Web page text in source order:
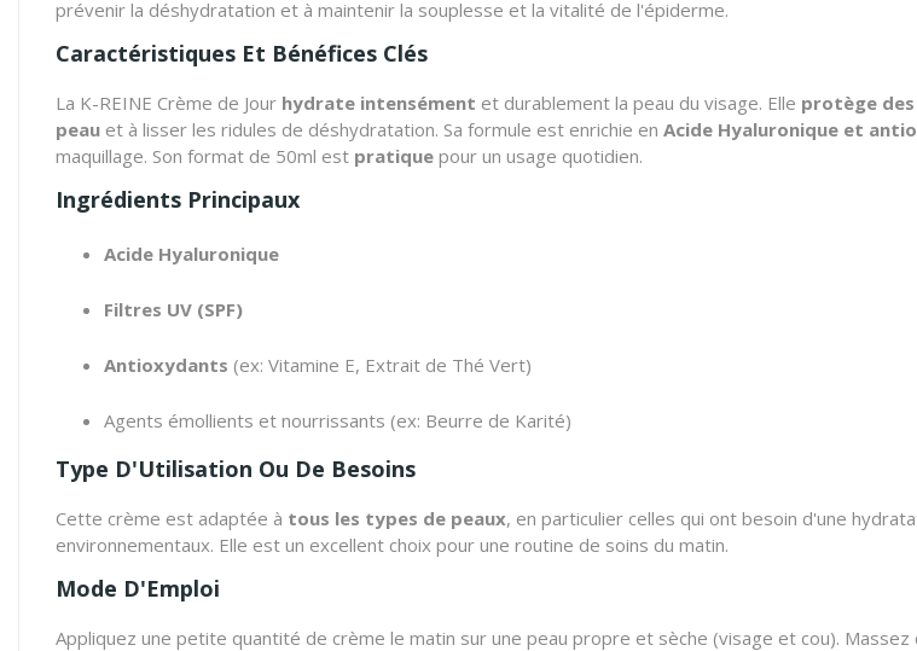
prévenir la déshydratation et à maintenir la souplesse et la vitalité de l'épiderme.
Caractéristiques Et Bénéfices Clés
La K-REINE Crème de Jour hydrate intensément et durablement la peau du visage. Elle protège
peau et à lisser les ridules de déshydratation. Sa formule est enrichie en Acide Hyaluronique et
maquillage. Son format de 50ml est pratique pour un usage quotidien.
Ingrédients Principaux
Acide Hyaluronique
Filtres UV (SPF)
Antioxydants (ex: Vitamine E, Extrait de Thé Vert)
Agents émollients et nourrissants (ex: Beurre de Karité)
Type D'Utilisation Ou De Besoins
Cette crème est adaptée à tous les types de peaux, en particulier celles qui ont besoin d'une
environnementaux. Elle est un excellent choix pour une routine de soins du matin.
Mode D'Emploi
Appliquez une petite quantité de crème le matin sur une peau propre et sèche (visage et cou).